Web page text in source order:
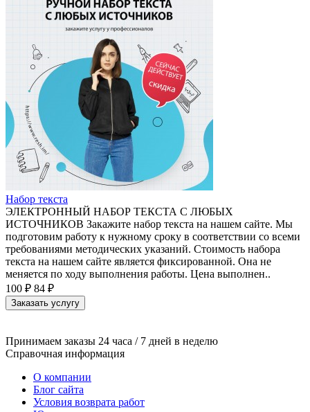
Набор текста
ЭЛЕКТРОННЫЙ НАБОР ТЕКСТА С ЛЮБЫХ
ИСТОЧНИКОВ Закажите набор текста на нашем сайте. Мы
подготовим работу к нужному сроку в соответствии со всеми
требованиями методических указаний. Стоимость набора
текста на нашем сайте является фиксированной. Она не
меняется по ходу выполнения работы. Цена выполнен..
100 ₽ 84 ₽
Заказать услугу
Принимаем заказы 24 часа / 7 дней в неделю
Справочная информация
О компании
Блог сайта
Условия возврата работ